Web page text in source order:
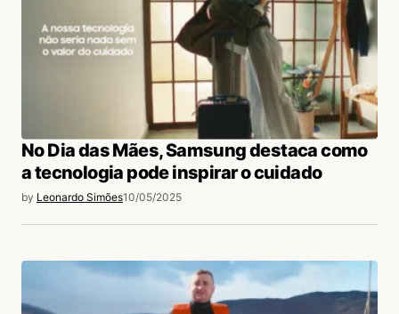
No Dia das Mães, Samsung destaca como
a tecnologia pode inspirar o cuidado
by Leonardo Simões10/05/2025